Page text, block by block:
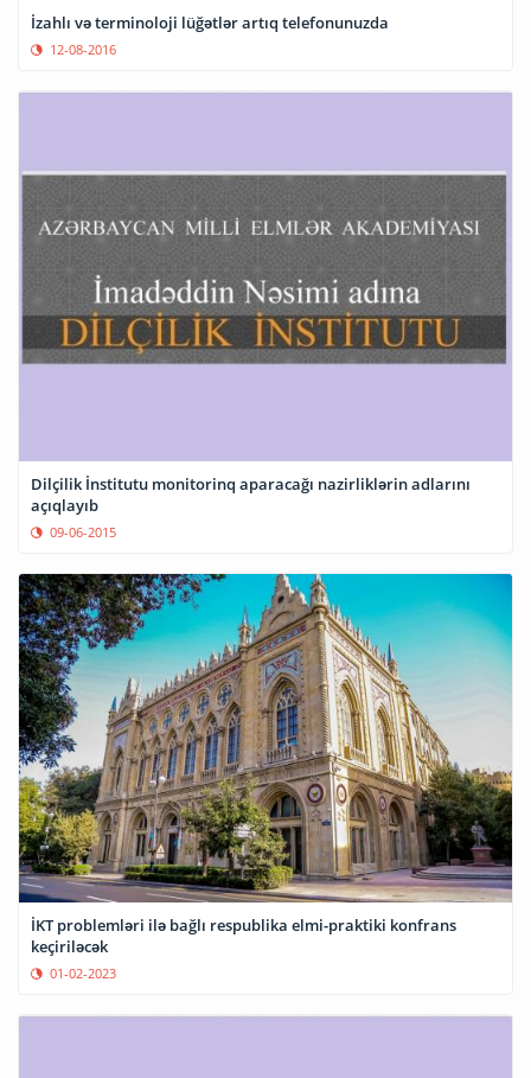
İzahlı və terminoloji lüğətlər artıq telefonunuzda
12-08-2016
Dilçilik İnstitutu monitorinq aparacağı nazirliklərin adlarını
açıqlayıb
09-06-2015
İKT problemləri ilə bağlı respublika elmi-praktiki konfrans
keçiriləcək
01-02-2023